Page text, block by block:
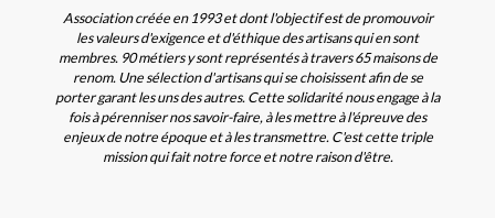
Association créée en 1993 et dont l'objectif est de promouvoir
les valeurs d'exigence et d'éthique des artisans qui en sont
membres. 90 métiers y sont représentés à travers 65 maisons de
renom. Une sélection d'artisans qui se choisissent afin de se
porter garant les uns des autres. Cette solidarité nous engage à la
fois à pérenniser nos savoir-faire, à les mettre à l'épreuve des
enjeux de notre époque et à les transmettre. C'est cette triple
mission qui fait notre force et notre raison d'être.